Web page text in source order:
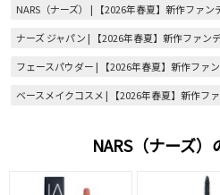
NARS（ナーズ） | 【2026年春夏】新作ファ
ナーズ ジャパン | 【2026年春夏】新作ファン
フェースパウダー | 【2026年春夏】新作ファ
ベースメイクコスメ | 【2026年春夏】新作フ
NARS（ナーズ